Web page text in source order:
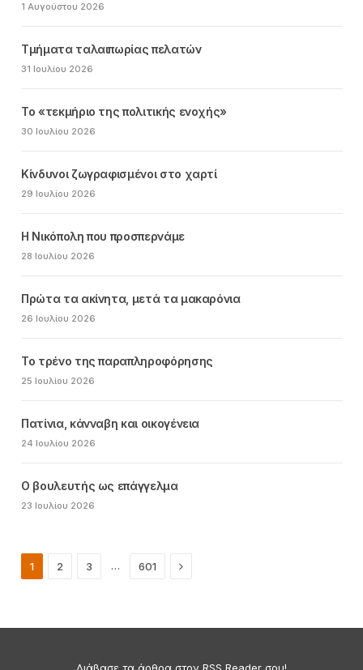
1 Αυγούστου 2026
Τμήματα ταλαιπωρίας πελατών
31 Ιουλίου 2026
Το «τεκμήριο της πολιτικής ενοχής»
30 Ιουλίου 2026
Κίνδυνοι ζωγραφισμένοι στο χαρτί
29 Ιουλίου 2026
Η Νικόπολη που προσπερνάμε
28 Ιουλίου 2026
Πρώτα τα ακίνητα, μετά τα μακαρόνια
26 Ιουλίου 2026
Το τρένο της παραπληροφόρησης
25 Ιουλίου 2026
Πατίνια, κάνναβη και οικογένεια
24 Ιουλίου 2026
Ο βουλευτής ως επάγγελμα
23 Ιουλίου 2026
1 2 3 … 601 Next